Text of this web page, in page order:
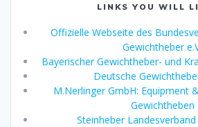
LINKS YOU WILL
Offizielle Webseite des
Gewichtheber
Bayerischer Gewichtheber- und
Deutsche
M.Nerlinger GmbH: Equipment
Gewichtheben
Steinheber Landesverband